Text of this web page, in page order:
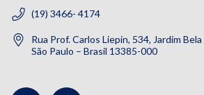
(19) 3466- 4174
Rua Prof. Carlos Liepin, 534, Jardim
São Paulo – Brasil 13385-000